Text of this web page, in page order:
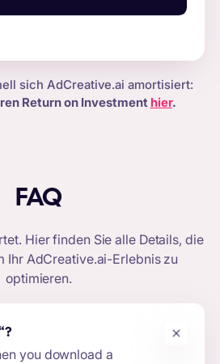
sich AdCreative.ai amortisiert:
Return on Investment hier.
FAQ
Hier finden Sie alle Details, die
Ihr AdCreative.ai-Erlebniszu
optimieren.
?
you download a